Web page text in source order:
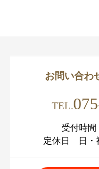
お問い合わ
TEL.
受付時
定休日 日・